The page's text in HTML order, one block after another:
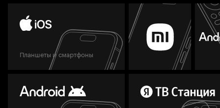
Планшеты и смартфоны